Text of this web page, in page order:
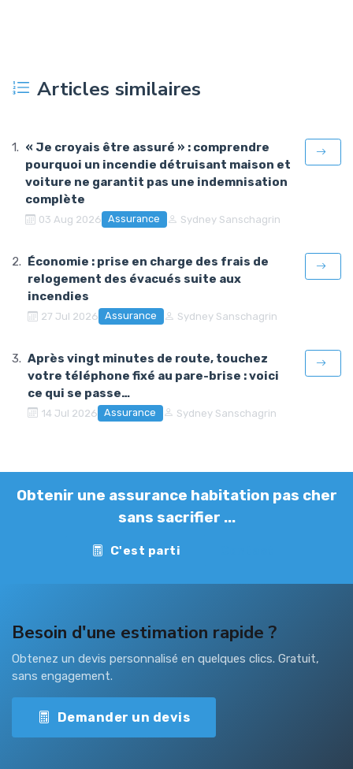
Articles similaires
« Je croyais être assuré » : comprendre
pourquoi un incendie détruisant maison et
voiture ne garantit pas une indemnisation
complète
03 Aug 2026 Assurance Sydney Sanschagrin
Économie : prise en charge des frais de
relogement des évacués suite aux
incendies
27 Jul 2026 Assurance Sydney Sanschagrin
Après vingt minutes de route, touchez
votre téléphone fixé au pare-brise : voici
ce qui se passe…
14 Jul 2026 Assurance Sydney Sanschagrin
Obtenir une assurance habitation pas cher
sans sacrifier ...
C'est parti
Besoin d'une estimation rapide ?
Obtenez un devis personnalisé en quelques clics. Gratuit,
sans engagement.
Demander un devis